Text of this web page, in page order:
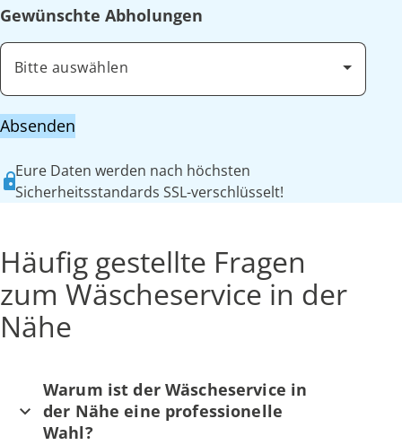
Gewünschte Abholungen
Bitte auswählen
Absenden
Eure Daten werden nach höchsten
Sicherheitsstandards SSL-verschlüsselt!
Häufig gestellte Fragen
zum Wäscheservice in der
Nähe
Warum ist der Wäscheservice in
der Nähe eine professionelle
Wahl?